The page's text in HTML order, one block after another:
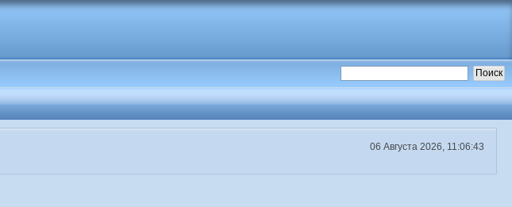
06 Августа 2026, 11:06:43